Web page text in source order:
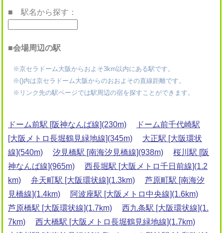
■ 駅名から探す：
■会場周辺の駅
※京セラドーム大阪からおよそ3km以内にある駅です。
※()内は京セラドーム大阪からのおおよその直線距離です。
※リンク先の駅ページでは駅周辺の宿を探すことができます。
ドーム前駅 [阪神なんば線](230m)
ドーム前千代崎駅
[大阪メトロ長堀鶴見緑地線](345m)
大正駅 [大阪環状
線](540m)
汐見橋駅 [南海汐見橋線](938m)
桜川駅 [阪
神なんば線](965m)
西長堀駅 [大阪メトロ千日前線](1.2
km)
弁天町駅 [大阪環状線](1.3km)
芦原町駅 [南海汐
見橋線](1.4km)
阿波座駅 [大阪メトロ中央線](1.6km)
芦原橋駅 [大阪環状線](1.7km)
西九条駅 [大阪環状線](1.
7km)
西大橋駅 [大阪メトロ長堀鶴見緑地線](1.7km)